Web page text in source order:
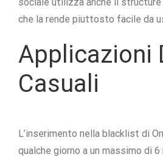
che la rende piuttosto facile da
Applicazioni
Casuali
L’inserimento nella blacklist di
qualche giorno a un massimo di